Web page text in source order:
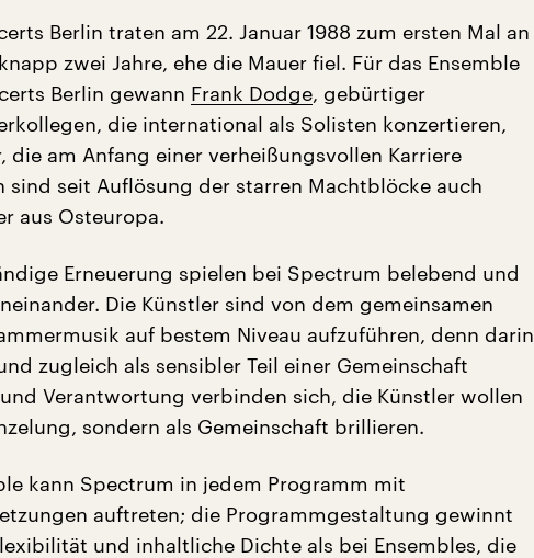
Berlin traten am 22. Januar 1988 zum ersten Mal an
zwei Jahre, ehe die Mauer fiel. Für das Ensemble
Berlin gewann Frank Dodge, gebürtiger
die international als Solisten konzertieren,
die am Anfang einer verheißungsvollen Karriere
sind seit Auflösung der starren Machtblöcke auch
aus Osteuropa.
Erneuerung spielen bei Spectrum belebend und
Die Künstler sind von dem gemeinsamen
auf bestem Niveau aufzuführen, denn darin
zugleich als sensibler Teil einer Gemeinschaft
Verantwortung verbinden sich, die Künstler wollen
sondern als Gemeinschaft brillieren.
kann Spectrum in jedem Programm mit
auftreten; die Programmgestaltung gewinnt
und inhaltliche Dichte als bei Ensembles, die